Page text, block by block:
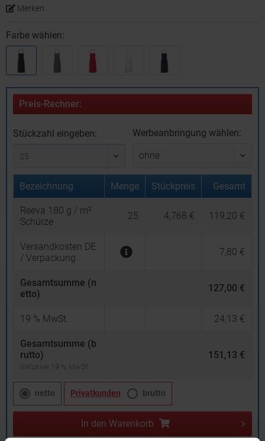
Merken
Farbe wählen:
Preis-Rechner:
Stückzahl eingeben: Werbeanbringung wählen:
Bezeichnung Menge Stückpreis Gesamt
Reeva 180 g / m²
Schürze
25 4,768 € 119,20 €
Versandkosten DE
/ Verpackung
7,80 €
Gesamtsumme (n
etto)
127,00 €
19 % MwSt. 24,13 €
Gesamtsumme (b
rutto)
inklusive 19 % MwSt.
151,13 €
netto Privatkunden brutto
In den Warenkorb